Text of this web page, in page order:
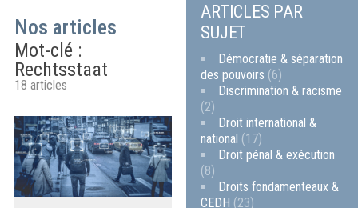
Nos articles
Mot-clé :
Rechtsstaat
18 articles
ARTICLES PAR
SUJET
Démocratie & séparation
des pouvoirs (6)
Discrimination & racisme
(2)
Droit international &
national (17)
Droit pénal & exécution
(8)
Droits fondamenteaux &
CEDH (23)